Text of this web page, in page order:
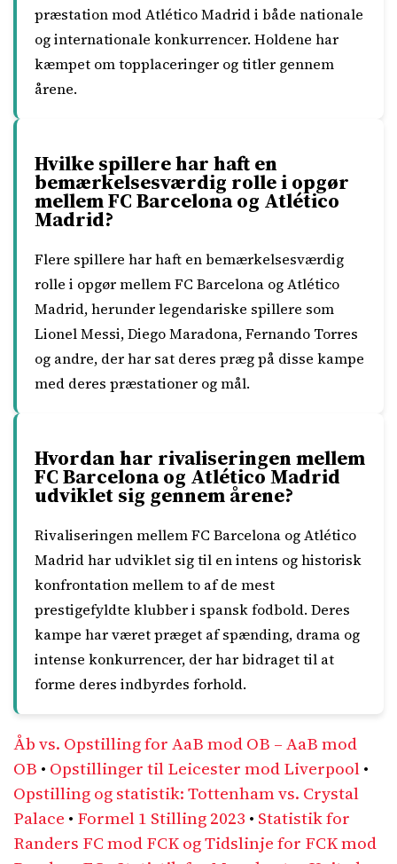
præstation mod Atlético Madrid i både nationale
og internationale konkurrencer. Holdene har
kæmpet om topplaceringer og titler gennem
årene.
Hvilke spillere har haft en
bemærkelsesværdig rolle i opgør
mellem FC Barcelona og Atlético
Madrid?
Flere spillere har haft en bemærkelsesværdig
rolle i opgør mellem FC Barcelona og Atlético
Madrid, herunder legendariske spillere som
Lionel Messi, Diego Maradona, Fernando Torres
og andre, der har sat deres præg på disse kampe
med deres præstationer og mål.
Hvordan har rivaliseringen mellem
FC Barcelona og Atlético Madrid
udviklet sig gennem årene?
Rivaliseringen mellem FC Barcelona og Atlético
Madrid har udviklet sig til en intens og historisk
konfrontation mellem to af de mest
prestigefyldte klubber i spansk fodbold. Deres
kampe har været præget af spænding, drama og
intense konkurrencer, der har bidraget til at
forme deres indbyrdes forhold.
Åb vs. Opstilling for AaB mod OB – AaB mod
OB • Opstillinger til Leicester mod Liverpool•
Opstilling og statistik: Tottenham vs. Crystal
Palace • Formel 1 Stilling 2023 • Statistik for
Randers FC mod FCK og Tidslinje for FCK mod